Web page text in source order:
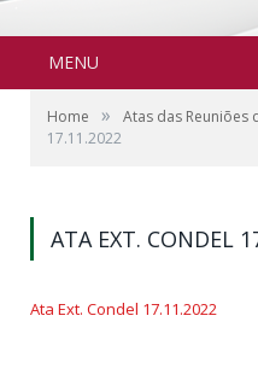
MENU
Home » Atas das Reuniões
17.11.2022
ATA EXT. CONDEL
Ata Ext. Condel 17.11.2022